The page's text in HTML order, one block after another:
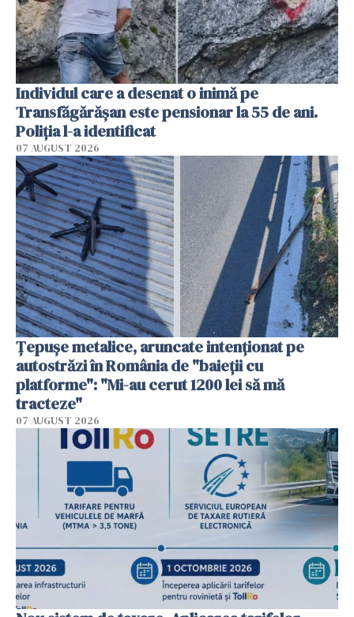
Individul care a desenat o inimă pe
Transfăgărășan este pensionar la 55 de ani.
Poliția l-a identificat
07 AUGUST 2026
Țepușe metalice, aruncate intenționat pe
autostrăzi în România de "baieții cu
platforme": "Mi-au cerut 1200 lei să mă
tracteze"
07 AUGUST 2026